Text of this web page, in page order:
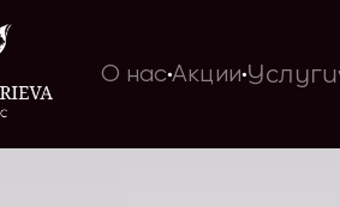
О насАкции Услуги